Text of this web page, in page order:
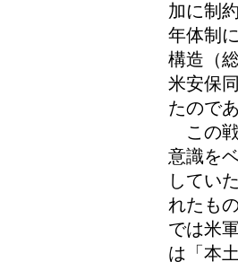
加に制
年体制
構造（
米安保
たのであ
この戦
意識を
してい
れたも
では米
は「本